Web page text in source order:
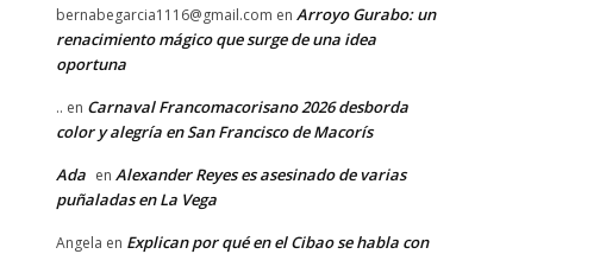
bernabegarcia1116@gmail.com en Arroyo Gurabo: un
renacimiento mágico que surge de una idea
oportuna
.. en Carnaval Francomacorisano 2026 desborda
color y alegría en San Francisco de Macorís
Ada en Alexander Reyes es asesinado de varias
puñaladas en La Vega
Angela en Explican por qué en el Cibao se habla con